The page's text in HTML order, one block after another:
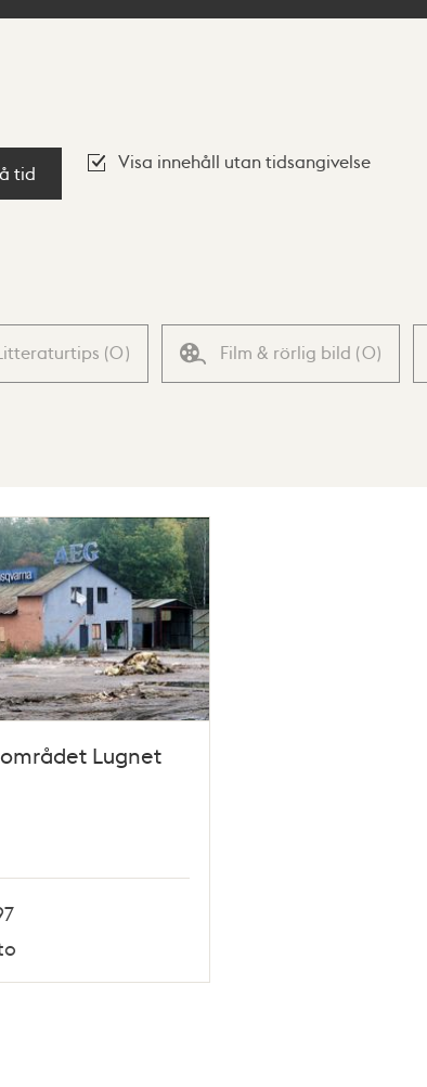
tid
Visa innehåll utan tidsangivelse
(0) Film & rörlig bild (0)
Lugnet